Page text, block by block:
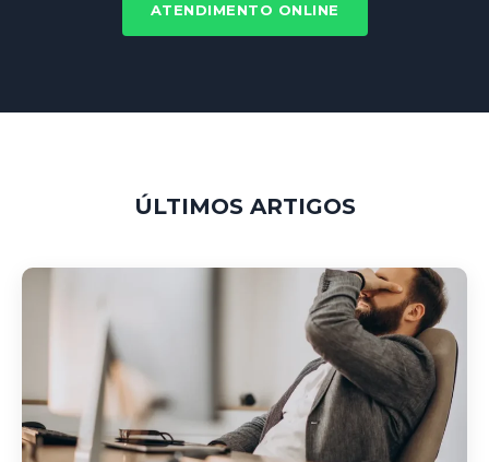
ATENDIMENTO ONLINE
ÚLTIMOS ARTIGOS